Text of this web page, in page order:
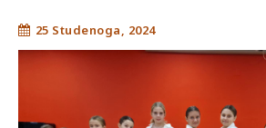
25 Studenoga, 2024